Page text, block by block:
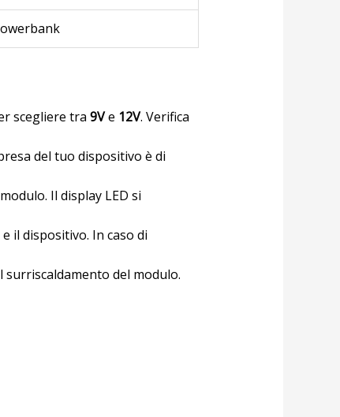
scegliere tra 9Ve 12V. Verifica
del tuo dispositivo è di
Il display LED si
il dispositivo. In caso di
surriscaldamento del modulo.